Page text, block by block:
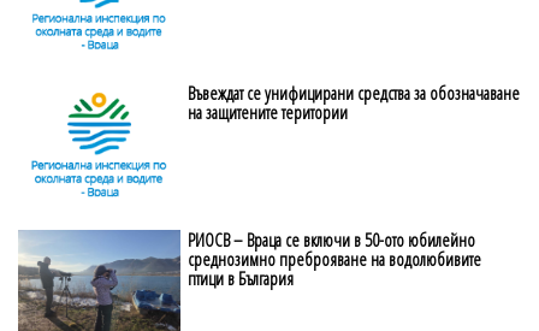
Въвеждат се унифицирани средства за обозначаване
на защитените територии
РИОСВ – Враца се включи в 50-ото юбилейно
среднозимно преброяване на водолюбивите
птици в България